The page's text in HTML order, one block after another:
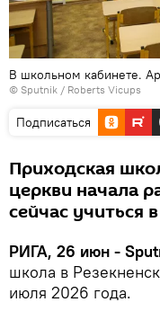
В школьном кабинете.
© Sputnik / Roberts Vicups
Подписаться
Приходская
церкви начала
сейчас учиться
РИГА, 26 июн -
школа в
июля 2026 года.